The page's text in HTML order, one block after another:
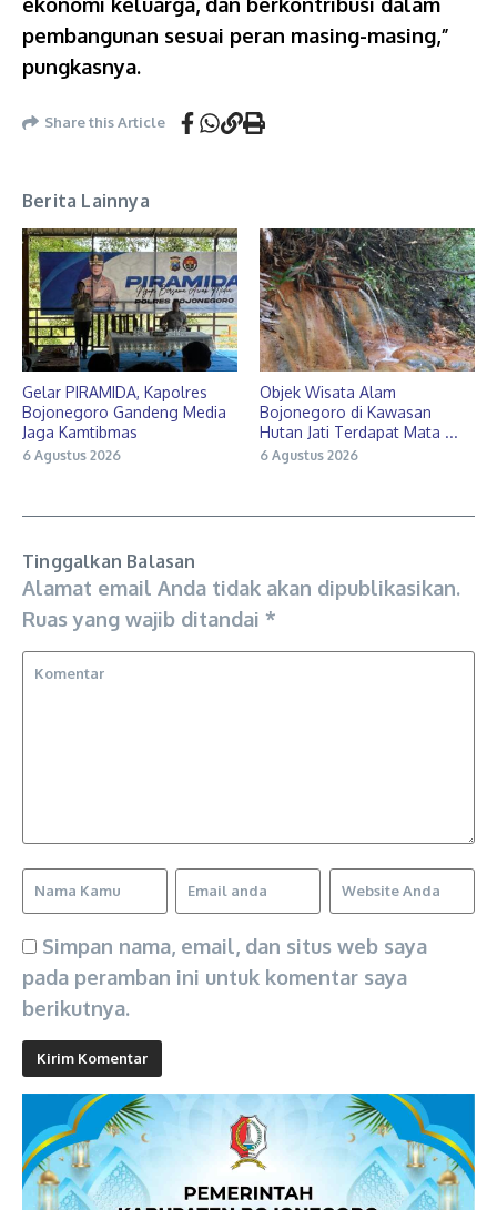
pembangunan sesuai peran masing-masing,”
pungkasnya.
Share this Article
Berita Lainnya
Gelar PIRAMIDA, Kapolres
Bojonegoro Gandeng Media
Jaga Kamtibmas
6 Agustus 2026
Objek Wisata Alam
Bojonegoro di Kawasan
Hutan Jati Terdapat Mata ...
6 Agustus 2026
Tinggalkan Balasan
Alamat email Anda tidak akan dipublikasikan.
Ruas yang wajib ditandai *
Simpan nama, email, dan situs web saya
pada peramban ini untuk komentar saya
berikutnya.